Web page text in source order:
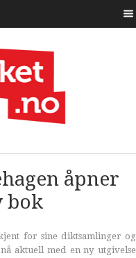
åpner
bok
kjent for sine diktsamlinger og
aktuell med en ny utgivelse